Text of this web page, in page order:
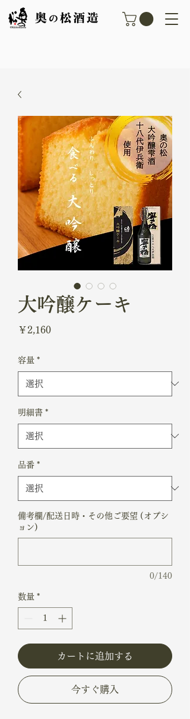
大吟醸ケーキ
￥2,160価
容量 *
明細書 *
品番 *
備考欄/配送日時・その他ご要望 (オプシ
ョン)
0/140
数量 *
カートに追加する
今すぐ購入